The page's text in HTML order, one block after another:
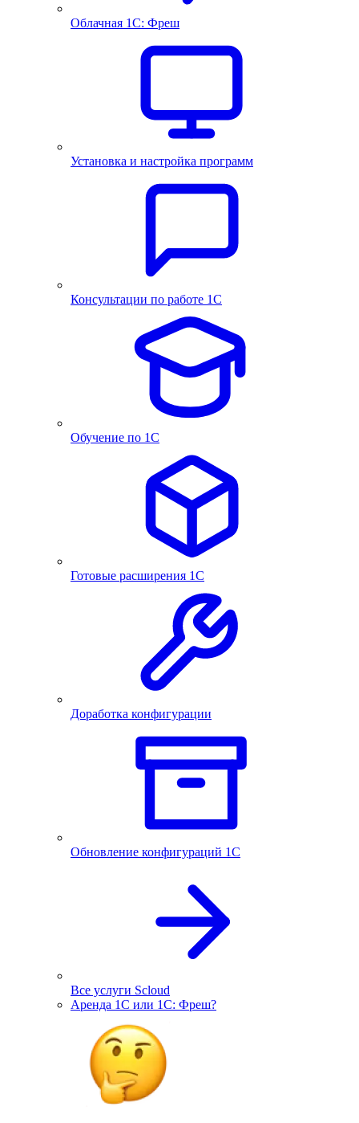
Облачная 1С: Фреш
Установка и настройка программ
Консультации по работе 1С
Обучение по 1С
Готовые расширения 1С
Доработка конфигурации
Обновление конфигураций 1С
Все услуги Scloud
Аренда 1С или 1С: Фреш?